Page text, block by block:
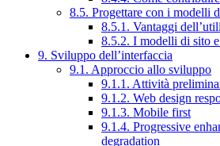
8.5. Progettare con i modelli
8.5.1. Vantaggi
8.5.2. I modelli di sito
9. Sviluppo dell’interfaccia
9.1. Approccio allo sviluppo
9.1.1. Attività
9.1.2. Web design
9.1.3. Mobile first
9.1.4. Progressive
degradation